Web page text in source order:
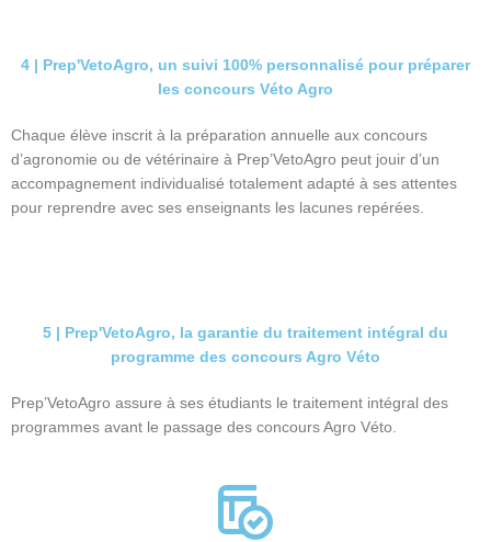
4 | Prep'VetoAgro, un suivi 100% personnalisé pour préparer
les concours Véto Agro
Chaque élève inscrit à la préparation annuelle aux concours
d’agronomie ou de vétérinaire à Prep’VetoAgro peut jouir d’un
accompagnement individualisé totalement adapté à ses attentes
pour reprendre avec ses enseignants les lacunes repérées.
5 | Prep'VetoAgro, la garantie du traitement intégral du
programme des concours Agro Véto
Prep’VetoAgro assure à ses étudiants le traitement intégral des
programmes avant le passage des concours Agro Véto.